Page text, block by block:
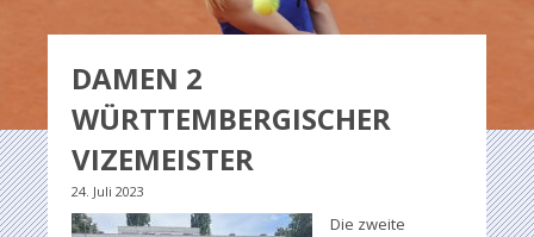
DAMEN 2
WÜRTTEMBERGISCHER
VIZEMEISTER
24. Juli 2023
Die zweite